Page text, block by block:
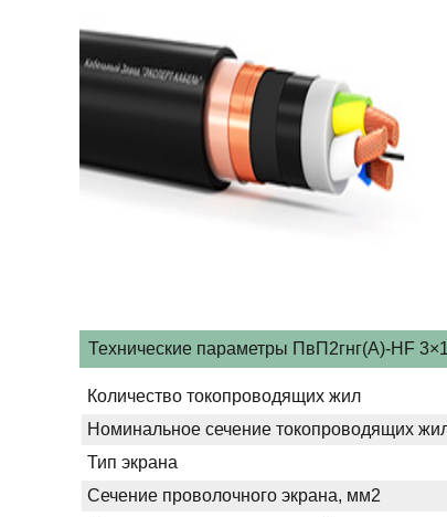
Технические параметры ПвП2гнг(А)-HF
Количество токопроводящих жил
Номинальное сечение токопроводящих
Тип экрана
Сечение проволочного экрана, мм2